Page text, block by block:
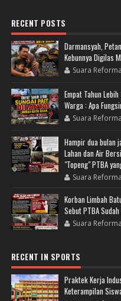
RECENT POSTS
Darmansyah,
Kebunnya Digilas
Suara
Empat Tahun
Warga : Apa
Suara
Hampir dua bulan
Lahan dan Air
"Topeng" PTBA
Suara
Korban Limbah
Sebut PTBA
Suara
RECENT IN SPORTS
Praktek Kerja
Keterampilan